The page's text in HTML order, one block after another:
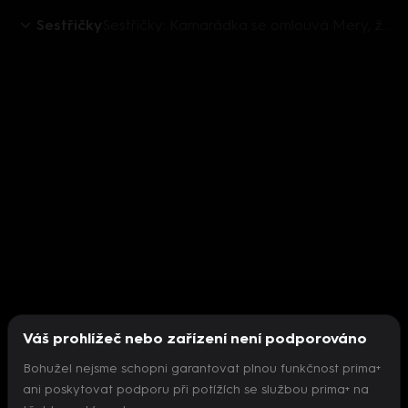
Sestřičky
Nepodařilo se inicializovat přehrávač
Váš prohlížeč nebo zařízení není podporováno
Bohužel nejsme schopni garantovat plnou funkčnost prima+
ani poskytovat podporu při potížích se službou prima+ na